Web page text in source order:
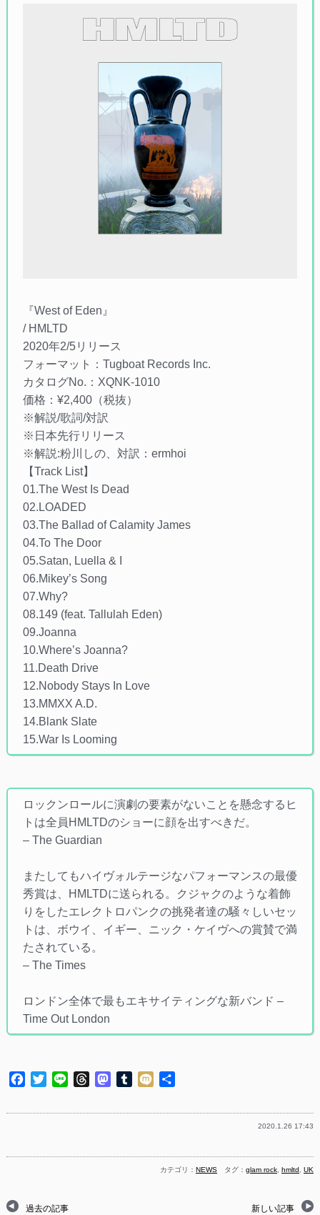
『West of Eden』
/ HMLTD
2020年2/5リリース
フォーマット：Tugboat Records Inc.
カタログNo.：XQNK-1010
価格：¥2,400（税抜）
※解説/歌詞/対訳
※日本先行リリース
※解説:粉川しの、対訳：ermhoi
【Track List】
01.The West Is Dead
02.LOADED
03.The Ballad of Calamity James
04.To The Door
05.Satan, Luella & I
06.Mikey’s Song
07.Why?
08.149 (feat. Tallulah Eden)
09.Joanna
10.Where’s Joanna?
11.Death Drive
12.Nobody Stays In Love
13.MMXX A.D.
14.Blank Slate
15.War Is Looming
ロックンロールに演劇の要素がないことを懸念するヒ
トは全員HMLTDのショーに顔を出すべきだ。
– The Guardian
またしてもハイヴォルテージなパフォーマンスの最優
秀賞は、HMLTDに送られる。クジャクのような着飾
りをしたエレクトロパンクの挑発者達の騒々しいセッ
トは、ボウイ、イギー、ニック・ケイヴへの賞賛で満
たされている。
– The Times
ロンドン全体で最もエキサイティングな新バンド –
Time Out London
Facebook
TwitterLine ThreadsMastodon
Tumblr
Mixi
2020.1.26 17:43
カテゴリ： NEWS タグ：glam rock, hmltd ,UK
過去の記事 新しい記事